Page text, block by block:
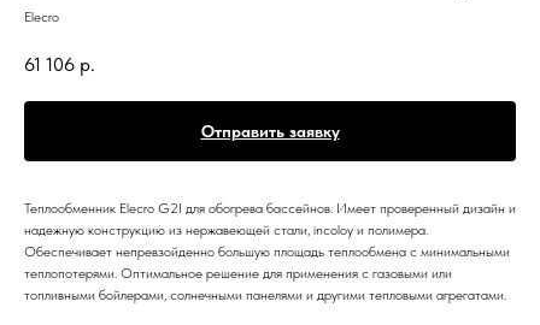
Elecro
61 106 р.
Отправить заявку
Теплообменник Elecro G2I для обогрева бассейнов. Имеет проверенный дизайн и
надежную конструкцию из нержавеющей стали, incoloy и полимера.
Обеспечивает непревзойденно большую площадь теплообмена с минимальными
теплопотерями. Оптимальное решение для применения с газовыми или
топливными бойлерами, солнечными панелями и другими тепловыми агрегатами.